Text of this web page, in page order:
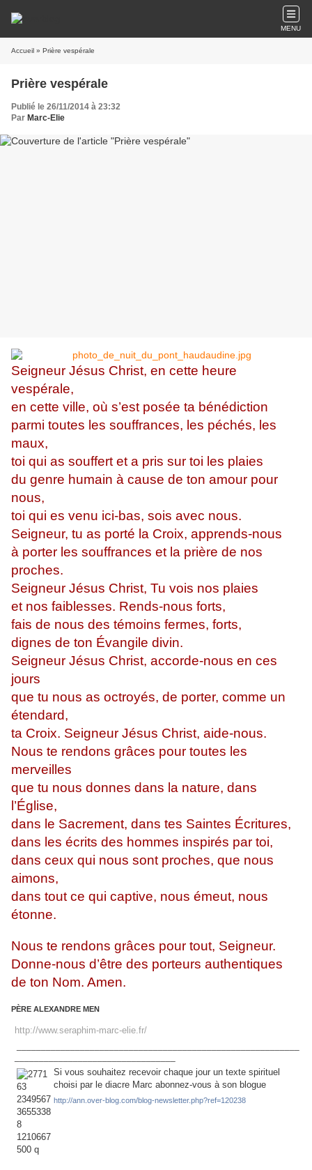
MENU
Accueil » Prière vespérale
Prière vespérale
Publié le 26/11/2014 à 23:32
Par Marc-Elie
Seigneur Jésus Christ, en cette heure
vespérale,
en cette ville, où s’est posée ta bénédiction
parmi toutes les souffrances, les péchés, les
maux,
toi qui as souffert et a pris sur toi les plaies
du genre humain à cause de ton amour pour
nous,
toi qui es venu ici-bas, sois avec nous.
Seigneur, tu as porté la Croix, apprends-nous
à porter les souffrances et la prière de nos
proches.
Seigneur Jésus Christ, Tu vois nos plaies
et nos faiblesses. Rends-nous forts,
fais de nous des témoins fermes, forts,
dignes de ton Évangile divin.
Seigneur Jésus Christ, accorde-nous en ces
jours
que tu nous as octroyés, de porter, comme un
étendard,
ta Croix. Seigneur Jésus Christ, aide-nous.
Nous te rendons grâces pour toutes les
merveilles
que tu nous donnes dans la nature, dans
l’Église,
dans le Sacrement, dans tes Saintes Écritures,
dans les écrits des hommes inspirés par toi,
dans ceux qui nous sont proches, que nous
aimons,
dans tout ce qui captive, nous émeut, nous
étonne.
Nous te rendons grâces pour tout, Seigneur.
Donne-nous d’être des porteurs authentiques
de ton Nom. Amen.
PÈRE ALEXANDRE MEN
http://www.seraphim-marc-elie.fr/
Si vous souhaitez recevoir chaque jour un texte spirituel
choisi par le diacre Marc abonnez-vous à son blogue
http://ann.over-blog.com/blog-newsletter.php?ref=120238